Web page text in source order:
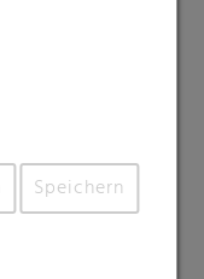
Speichern